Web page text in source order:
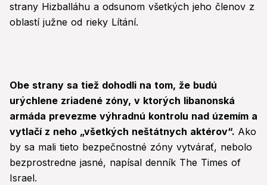
strany Hizballáhu a odsunom všetkých jeho členov z
oblastí južne od rieky Lítání.
Obe strany sa tiež dohodli na tom, že budú
urýchlene zriadené zóny, v ktorých libanonská
armáda prevezme výhradnú kontrolu nad územím a
vytlačí z neho „všetkých neštátnych aktérov“. Ako
by sa mali tieto bezpečnostné zóny vytvárať, nebolo
bezprostredne jasné, napísal denník The Times of
Israel.